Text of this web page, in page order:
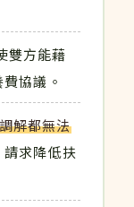
雙方能藉
協議。
解都無法
請求降低扶